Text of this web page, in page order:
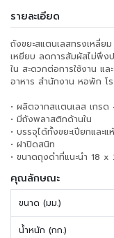
รายละเอียด
ถังขยะสแตนเลสทรงเหลี่
เหยียบ ลดการสัมผัสไม่พึง
ใน สะดวกต่อการใช้งาน แล
อาหาร สำนักงาน หอพัก โ
• ผลิตจากสเเตนเลส เกรด
• มีถังพลาสติกด้านใน
• บรรจุได้ทั้งขยะเปียกและแ
• ฝาปิดสนิท
• ขนาดถุงดำที่แนะนำ 18
คุณลักษณะ
ขนาด (มม.)
น้ำหนัก (กก.)